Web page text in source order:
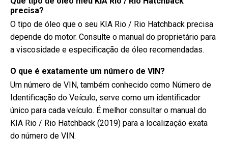
precisa?
O tipo de óleo que o seu KIA Rio / Rio Hatchback precisa
depende do motor. Consulte o manual do proprietário para
a viscosidade e especificação de óleo recomendadas.
O que é exatamente um número de VIN?
Um número de VIN, também conhecido como Número de
Identificação do Veículo, serve como um identificador
único para cada veículo. É melhor consultar o manual do
KIA Rio / Rio Hatchback (2019) para a localização exata
do número de VIN.